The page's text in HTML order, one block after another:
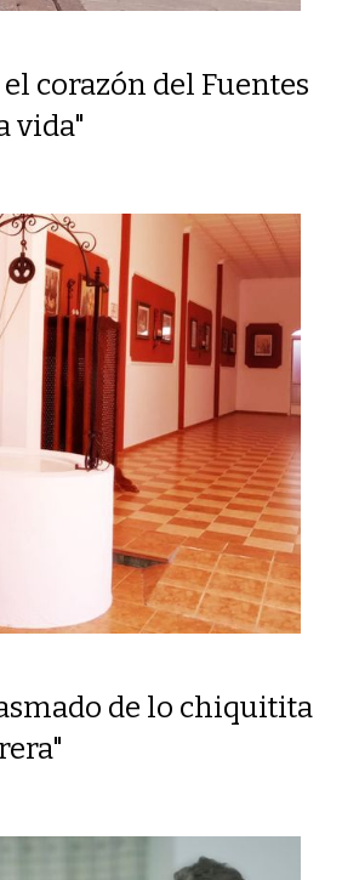
corazón del Fuentes
vida"
de lo chiquitita